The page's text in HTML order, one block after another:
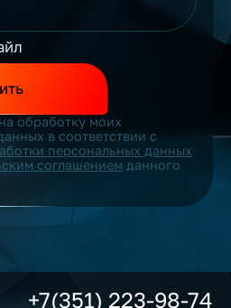
обработку моих
в соответствии с
персональных данных
соглашением данного
+7(351) 223-98-74